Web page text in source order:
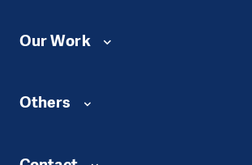
Our Work
Others